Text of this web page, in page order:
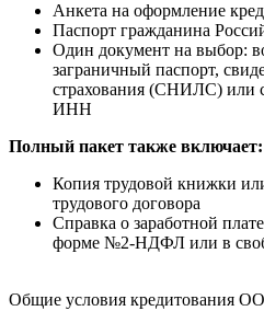
Анкета на оформление
Паспорт гражданина
Один документ на выбор:
заграничный паспорт,
страхования (СНИЛС) или
ИНН
Полный пакет также включает:
Копия трудовой книжки
трудового договора
Справка о заработной
форме №2-НДФЛ или в
Общие условия кредитования